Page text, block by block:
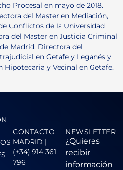
Procesal en mayo de 2018.
del Master en Mediación,
Conflictos de la Universidad
del Master en Justicia Criminal
Madrid. Directora del
en Getafe y Leganés y
y Vecinal en Getafe.
CONTACTO
MADRID |
(+34) 914 361
796
NEWSLETTER
¿Quieres
recibir
información